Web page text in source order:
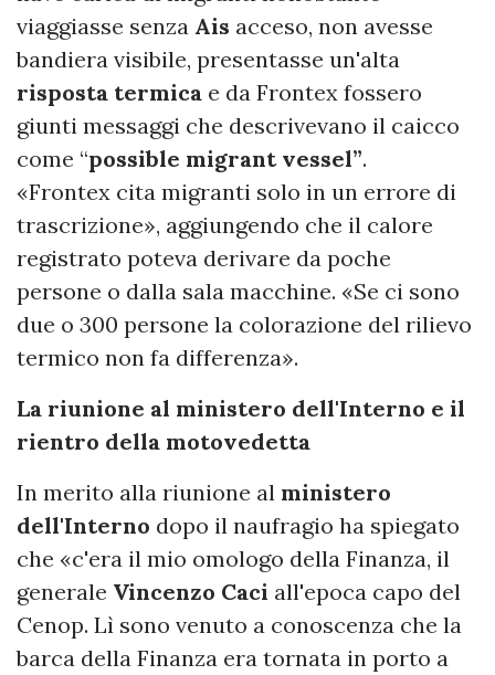
viaggiasse senza Ais acceso, non avesse
bandiera visibile, presentasse un'alta
risposta termica e da Frontex fossero
giunti messaggi che descrivevano il caicco
come “possible migrant vessel”.
«Frontex cita migranti solo in un errore di
trascrizione», aggiungendo che il calore
registrato poteva derivare da poche
persone o dalla sala macchine. «Se ci sono
due o 300 persone la colorazione del rilievo
termico non fa differenza».
La riunione al ministero dell'Interno e il
rientro della motovedetta
In merito alla riunione al ministero
dell'Interno dopo il naufragio ha spiegato
che «c'era il mio omologo della Finanza, il
generale Vincenzo Caci all'epoca capo del
Cenop. Lì sono venuto a conoscenza che la
barca della Finanza era tornata in porto a